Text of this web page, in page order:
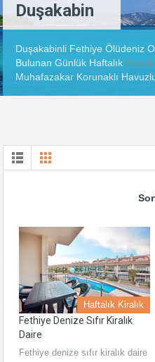
Duşakabin
Duşakabinli Fethiye Ölüdeniz
Bulunan Günlük Haftalık
Muhafazakar Korunaklı
Haftalık Kiralık
Fethiye Denize Sıfır Kiralık
Daire
Fethiye denize sıfır kiralık daire